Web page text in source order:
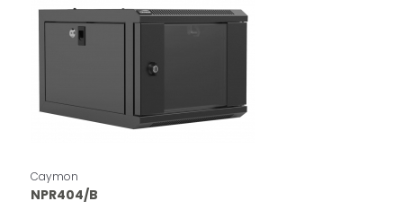
Caymon
NPR404/B